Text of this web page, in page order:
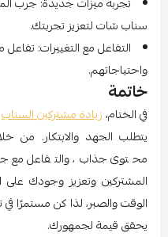
سناب شات لتعزيز تجربتك.
التفاعل مع التغييرات:
واحتياجاتهم.
خاتمة
في الختام،زيادة مشتركين السناب
يتطلب الجهد والابتكار.
محتوى جذاب، والتفاعل
المشتركين وتعزيز وجودك
الوقت والصبر، لذا كن مستمرًا
يحقق قيمة لجمهورك.